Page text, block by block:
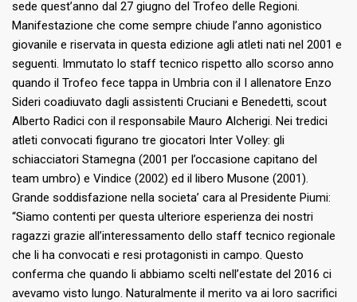
sede quest’anno dal 27 giugno del Trofeo delle Regioni.
Manifestazione che come sempre chiude l’anno agonistico
giovanile e riservata in questa edizione agli atleti nati nel 2001 e
seguenti. Immutato lo staff tecnico rispetto allo scorso anno
quando il Trofeo fece tappa in Umbria con il I allenatore Enzo
Sideri coadiuvato dagli assistenti Cruciani e Benedetti, scout
Alberto Radici con il responsabile Mauro Alcherigi. Nei tredici
atleti convocati figurano tre giocatori Inter Volley: gli
schiacciatori Stamegna (2001 per l’occasione capitano del
team umbro) e Vindice (2002) ed il libero Musone (2001).
Grande soddisfazione nella societa’ cara al Presidente Piumi:
“Siamo contenti per questa ulteriore esperienza dei nostri
ragazzi grazie all’interessamento dello staff tecnico regionale
che li ha convocati e resi protagonisti in campo. Questo
conferma che quando li abbiamo scelti nell’estate del 2016 ci
avevamo visto lungo. Naturalmente il merito va ai loro sacrifici